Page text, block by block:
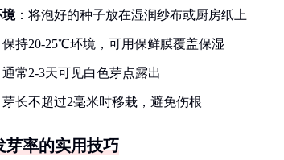
境：将泡好的种子放在湿润纱布或厨房纸上
保持20-25℃环境，可用保鲜膜覆盖保湿
常2-3天可见白色芽点露出
芽长不超过2毫米时移栽，避免伤根
芽率的实用技巧